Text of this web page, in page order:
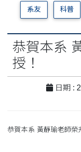
系友 科普
恭賀本系
授！
日期 :
恭賀本系 黃靜瑜老師榮